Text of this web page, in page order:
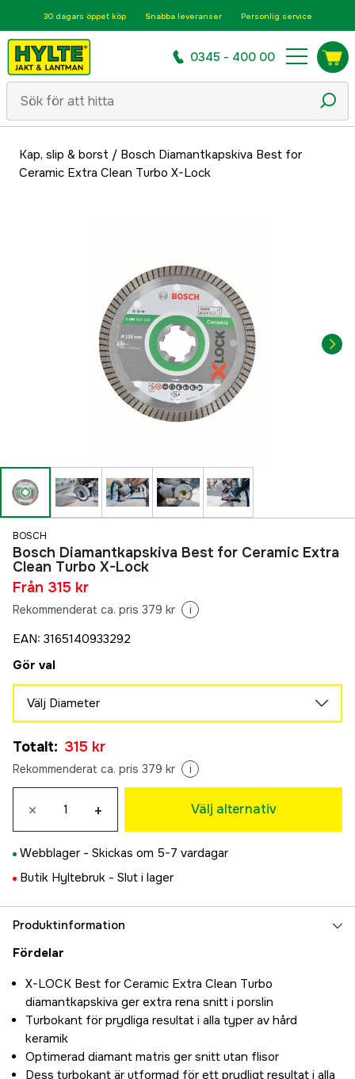
30 dagars öppet köp Snabba leveranser Personlig service
0345 - 400 00
Kap, slip & borst / Bosch Diamantkapskiva Best for
Ceramic Extra Clean Turbo X-Lock
BOSCH
Bosch Diamantkapskiva Best for Ceramic Extra
Clean Turbo X-Lock
Från 315 kr
Rekommenderat ca. pris 379 kr i
EAN: 3165140933292
Gör val
Välj Diameter
315 kr
125 mm
371 kr
Totalt: 315 kr
Rekommenderat ca. pris 379 kr i
× + Välj alternativ
Webblager - Skickas om 5-7 vardagar
Butik Hyltebruk - Slut i lager
Produktinformation
Fördelar
X-LOCK Best for Ceramic Extra Clean Turbo
diamantkapskiva ger extra rena snitt i porslin
Turbokant för prydliga resultat i alla typer av hård
keramik
Optimerad diamant matris ger snitt utan flisor
Dess turbokant är utformad för ett prydligt resultat i alla